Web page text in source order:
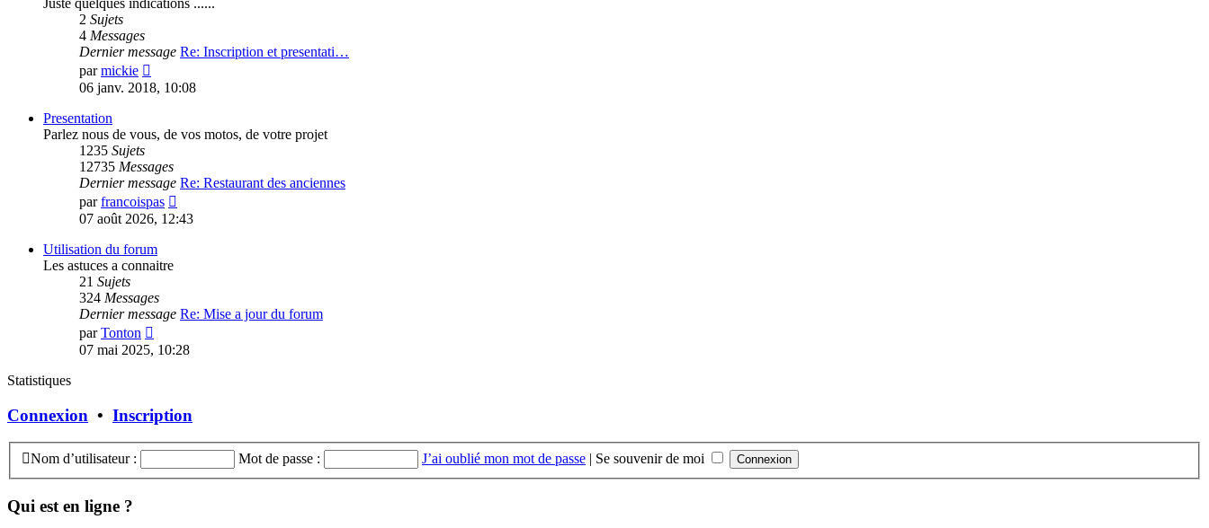
Juste quelques indications ......
2 Sujets
4 Messages
Dernier message Re: Inscription et presentati…
parmickie
le
dernier
06 janv. 2018, 10:08
Presentation
Parlez nous de vous, de vos motos, de votre projet
1235 Sujets
12735 Messages
Dernier message Re: Restaurant des anciennes
parfrancoispas
le
07 août 2026, 12:43
Utilisation du forum
Les astuces a connaitre
21 Sujets
324 Messages
Dernier message Re: Mise a jour du forum
parTonton
le
07 mai 2025, 10:28
Statistiques
Connexion • Inscription
Nom d’utilisateur : Mot de passe : J’ai oublié mon mot de passe | Se souvenir de moi
Qui est en ligne ?